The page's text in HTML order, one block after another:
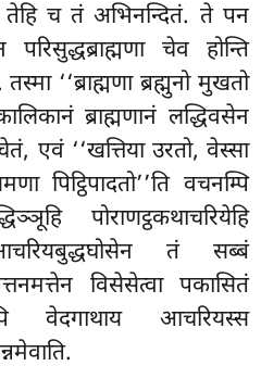
तेहि च तं अभिनन्दितं. ते पन
चेव होन्ति
‘‘ब्राह्मणा ब्रह्मुनो मुखतो
ब्राह्मणानं लद्धिवसेन
एवं ‘‘खत्तिया उरतो, वेस्सा
पिट्ठिपादतो’’ति वचनम्पि
पोराणट्ठकथाचरियेहि
आचरियबुद्धघोसेन तं सब्बं
विसेसेत्वा पकासितं
वेदगाथाय आचरियस्स